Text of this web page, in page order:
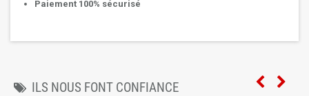
Paiement 100% sécurisé
ILS NOUS FONT CONFIANCE